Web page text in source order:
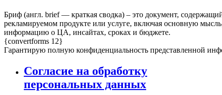
Бриф (англ. brief — краткая сводка) – это документ,
рекламируемом продукте или услуге, включая основную
информацию о ЦА, инсайтах, сроках и бюджете.
{convertforms 12}
Гарантирую полную конфиденциальность представленной
Согласие на обработку
персональных данных